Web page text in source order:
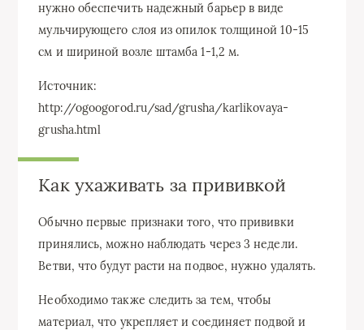
нужно обеспечить надежный барьер в виде
мульчирующего слоя из опилок толщиной 10-15
см и шириной возле штамба 1-1,2 м.
Источник:
http://ogoogorod.ru/sad/grusha/karlikovaya-
grusha.html
Как ухаживать за прививкой
Обычно первые признаки того, что прививки
принялись, можно наблюдать через 3 недели.
Ветви, что будут расти на подвое, нужно удалять.
Необходимо также следить за тем, чтобы
материал, что укрепляет и соединяет подвой и